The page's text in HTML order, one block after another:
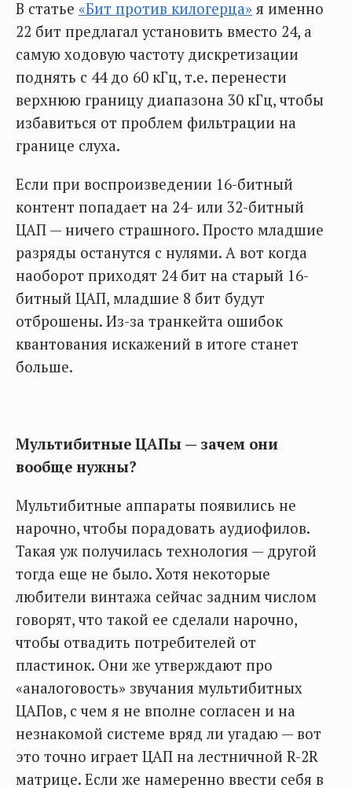
В статье «Бит против килогерца» я именно
22 бит предлагал установить вместо 24, а
самую ходовую частоту дискретизации
поднять с 44 до 60 кГц, т.е. перенести
верхнюю границу диапазона 30 кГц, чтобы
избавиться от проблем фильтрации на
границе слуха.
Если при воспроизведении 16-битный
контент попадает на 24- или 32-битный
ЦАП — ничего страшного. Просто младшие
разряды останутся с нулями. А вот когда
наоборот приходят 24 бит на старый 16-
битный ЦАП, младшие 8 бит будут
отброшены. Из-за транкейта ошибок
квантования искажений в итоге станет
больше.
Мультибитные ЦАПы — зачем они
вообще нужны?
Мультибитные аппараты появились не
нарочно, чтобы порадовать аудиофилов.
Такая уж получилась технология — другой
тогда еще не было. Хотя некоторые
любители винтажа сейчас задним числом
говорят, что такой ее сделали нарочно,
чтобы отвадить потребителей от
пластинок. Они же утверждают про
«аналоговость» звучания мультибитных
ЦАПов, с чем я не вполне согласен и на
незнакомой системе вряд ли угадаю — вот
это точно играет ЦАП на лестничной R-2R
матрице. Если же намеренно ввести себя в